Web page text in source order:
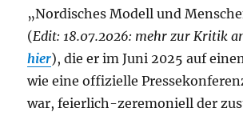
„Nordisches Modell und
(Edit: 18.07.2026: mehr zur Kritik
hier), die er im Juni 2025 auf
wie eine offizielle
war, feierlich-zeremoniell der